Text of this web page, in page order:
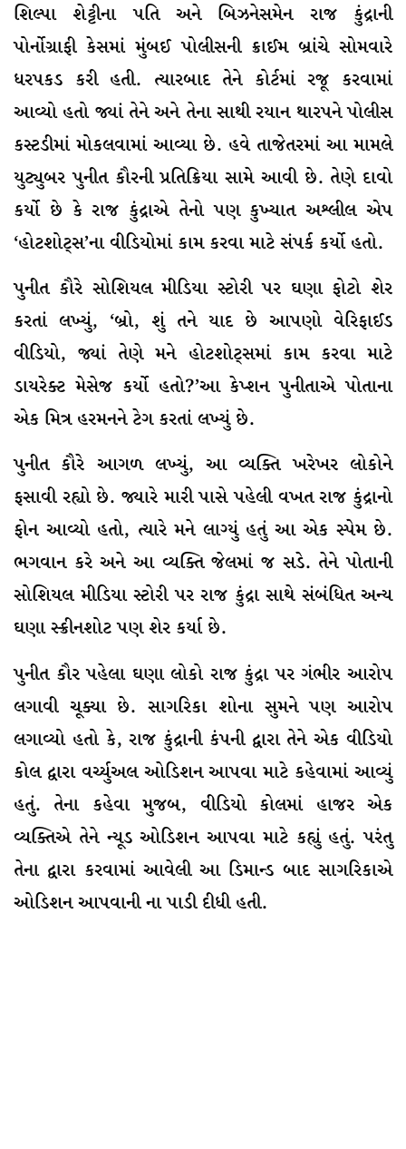
શિલ્પા શેટ્ટીના પતિ અને બિઝનેસમેન રાજ કુંદ્રાની
પોર્નોગ્રાફી કેસમાં મુંબઈ પોલીસની ક્રાઈમ બ્રાંચે સોમવારે
ધરપકડ કરી હતી. ત્યારબાદ તેને કોર્ટમાં રજૂ કરવામાં
આવ્યો હતો જ્યાં તેને અને તેના સાથી રયાન થારપને પોલીસ
કસ્ટડીમાં મોકલવામાં આવ્યા છે. હવે તાજેતરમાં આ મામલે
યુટ્યુબર પુનીત કૌરની પ્રતિક્રિયા સામે આવી છે. તેણે દાવો
કર્યો છે કે રાજ કુંદ્રાએ તેનો પણ કુખ્યાત અશ્લીલ એપ
‘હોટશોટ્‌સ’ના વીડિયોમાં કામ કરવા માટે સંપર્ક કર્યો હતો.
પુનીત કૌરે સોશિયલ મીડિયા સ્ટોરી પર ઘણા ફોટો શેર
કરતાં લખ્યું, ‘બ્રો, શું તને યાદ છે આપણો વેરિફાઈડ
વીડિયો, જ્યાં તેણે મને હોટશોટ્‌સમાં કામ કરવા માટે
ડાયરેક્ટ મેસેજ કર્યો હતો?’આ કેપ્શન પુનીતાએ પોતાના
એક મિત્ર હરમનને ટેગ કરતાં લખ્યું છે.
પુનીત કૌરે આગળ લખ્યું, આ વ્યક્તિ ખરેખર લોકોને
ફસાવી રહ્યો છે. જ્યારે મારી પાસે પહેલી વખત રાજ કુંદ્રાનો
ફોન આવ્યો હતો, ત્યારે મને લાગ્યું હતું આ એક સ્પેમ છે.
ભગવાન કરે અને આ વ્યક્તિ જેલમાં જ સડે. તેને પોતાની
સોશિયલ મીડિયા સ્ટોરી પર રાજ કુંદ્રા સાથે સંબંધિત અન્ય
ઘણા સ્ક્રીનશોટ પણ શેર કર્યા છે.
પુનીત કૌર પહેલા ઘણા લોકો રાજ કુંદ્રા પર ગંભીર આરોપ
લગાવી ચૂક્યા છે. સાગરિકા શોના સુમને પણ આરોપ
લગાવ્યો હતો કે, રાજ કુંદ્રાની કંપની દ્વારા તેને એક વીડિયો
કોલ દ્વારા વર્ચ્યુઅલ ઓડિશન આપવા માટે કહેવામાં આવ્યું
હતું. તેના કહેવા મુજબ, વીડિયો કોલમાં હાજર એક
વ્યક્તિએ તેને ન્યૂડ ઓડિશન આપવા માટે કહ્યું હતું. પરંતુ
તેના દ્વારા કરવામાં આવેલી આ ડિમાન્ડ બાદ સાગરિકાએ
ઓડિશન આપવાની ના પાડી દીધી હતી.